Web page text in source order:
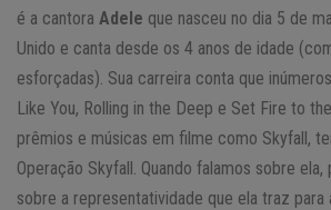
é a cantora Adele que nasceu no dia 5 de
Unido e canta desde os 4 anos de idade
esforçadas). Sua carreira conta que
Like You, Rolling in the Deep e Set Fire to
prêmios e músicas em filme como Skyfall,
Operação Skyfall. Quando falamos sobre
sobre a representatividade que ela traz para